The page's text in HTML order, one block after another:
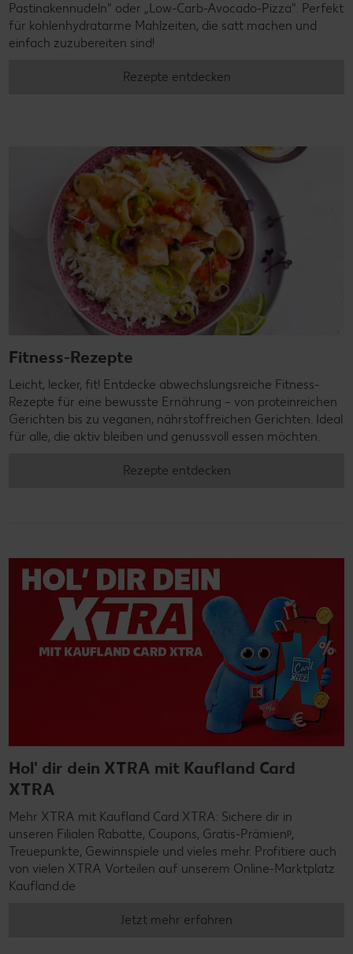
Pastinakennudeln" oder „Low-Carb-Avocado-Pizza". Perfekt
für kohlenhydratarme Mahlzeiten, die satt machen und
einfach zuzubereiten sind!
Rezepte entdecken
Fitness-Rezepte
Leicht, lecker, fit! Entdecke abwechslungsreiche Fitness-
Rezepte für eine bewusste Ernährung – von proteinreichen
Gerichten bis zu veganen, nährstoffreichen Gerichten. Ideal
für alle, die aktiv bleiben und genussvoll essen möchten.
Rezepte entdecken
Hol' dir dein XTRA mit Kaufland Card
XTRA
Mehr XTRA mit Kaufland Card XTRA: Sichere dir in
unseren Filialen Rabatte, Coupons, Gratis-Prämienᵖ,
Treuepunkte, Gewinnspiele und vieles mehr. Profitiere auch
von vielen XTRA Vorteilen auf unserem Online-Marktplatz
Kaufland.de
Jetzt mehr erfahren